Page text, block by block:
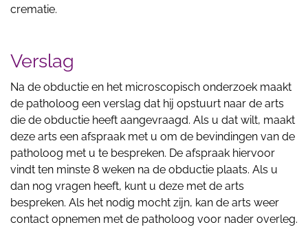
crematie.
Verslag
Na de obductie en het microscopisch onderzoek maakt
de patholoog een verslag dat hij opstuurt naar de arts
die de obductie heeft aangevraagd. Als u dat wilt, maakt
deze arts een afspraak met u om de bevindingen van de
patholoog met u te bespreken. De afspraak hiervoor
vindt ten minste 8 weken na de obductie plaats. Als u
dan nog vragen heeft, kunt u deze met de arts
bespreken. Als het nodig mocht zijn, kan de arts weer
contact opnemen met de patholoog voor nader overleg.